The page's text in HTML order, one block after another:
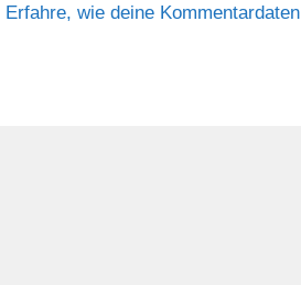
Erfahre, wie deine Kommentardaten